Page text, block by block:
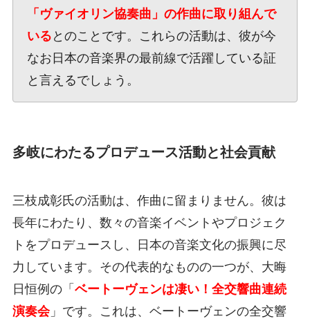
「ヴァイオリン協奏曲」の作曲に取り組んで
いる とのことです。これらの活動は、彼が今
なお日本の音楽界の最前線で活躍している証
と言えるでしょう。
多岐にわたるプロデュース活動と社会貢献
三枝成彰氏の活動は、作曲に留まりません。彼は
長年にわたり、数々の音楽イベントやプロジェク
トをプロデュースし、日本の音楽文化の振興に尽
力しています。その代表的なものの一つが、大晦
日恒例の「 ベートーヴェンは凄い！全交響曲連続
演奏会」です。これは、ベートーヴェンの全交響